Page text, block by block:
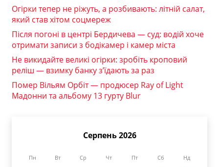
Огірки тепер не ріжуть, а розбивають: літній салат,
який став хітом соцмереж
Після погоні в центрі Бердичева — суд: водій хоче
отримати записи з бодікамер і камер міста
Не викидайте великі огірки: зробіть кроповий
реліш — взимку банку з’їдають за раз
Помер Вільям Орбіт — продюсер Ray of Light
Мадонни та альбому 13 гурту Blur
Серпень 2026
Пн Вт Ср Чт Пт Сб Нд